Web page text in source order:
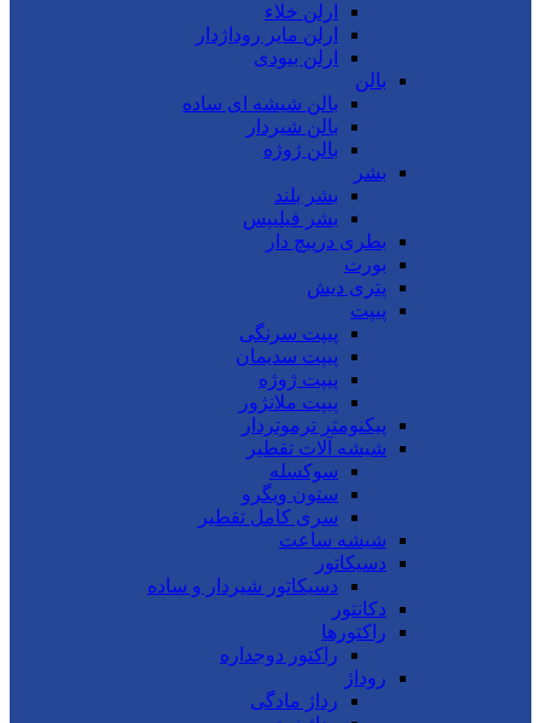
ارلن خلاء
ارلن مایر روداژدار
ارلن بیودی
بالن
بالن شیشه ای ساده
بالن شیردار
بالن ژوژه
بشر
بشر بلند
بشر فیلیپس
بطری درپیچ دار
بورت
پتری دیش
پیپت
پیپت سرنگی
پیپت سدیمان
پیپت ژوژه
پیپت ملانژور
پیکنومتر ترموتردار
شیشه آلات تقطیر
سوکسله
ستون ویگرو
سری کامل تقطیر
شیشه ساعت
دسیکاتور
دسیکاتور شیردار و ساده
دکانتور
راکتورها
راکتور دوجداره
روداژ
رداژ مادگی